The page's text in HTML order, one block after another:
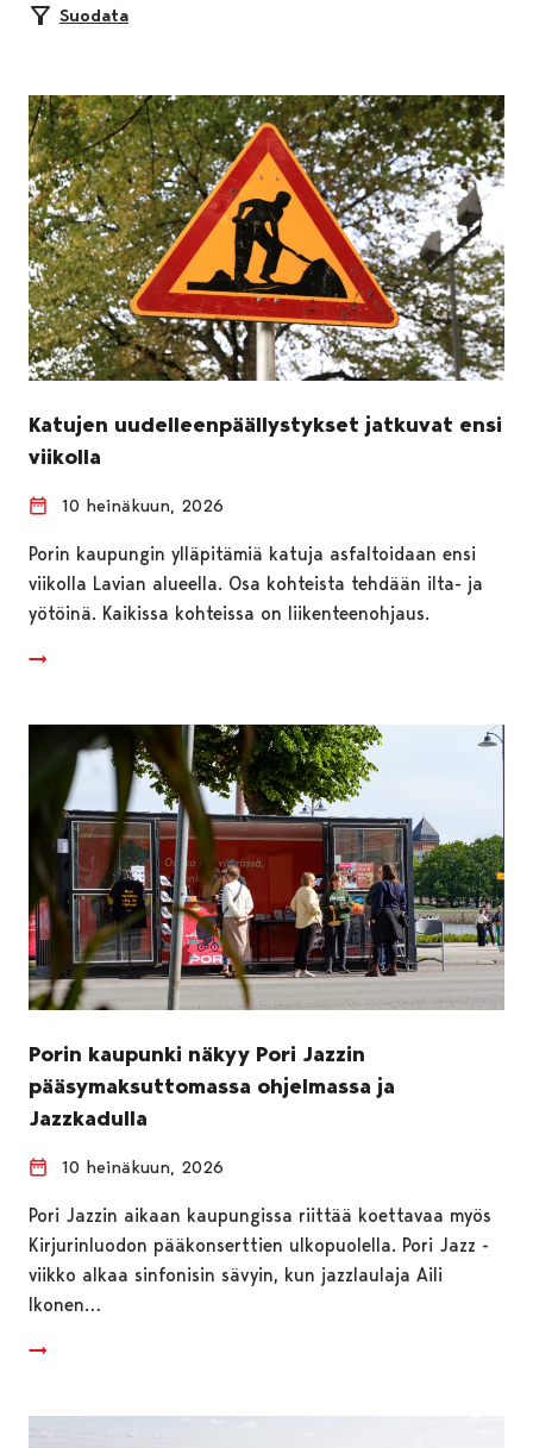
Suodata
Katujen uudelleenpäällystykset jatkuvat ensi
viikolla
10 heinäkuun, 2026
Porin kaupungin ylläpitämiä katuja asfaltoidaan ensi
viikolla Lavian alueella. Osa kohteista tehdään ilta- ja
yötöinä. Kaikissa kohteissa on liikenteenohjaus.
Porin kaupunki näkyy Pori Jazzin
pääsymaksuttomassa ohjelmassa ja
Jazzkadulla
10 heinäkuun, 2026
Pori Jazzin aikaan kaupungissa riittää koettavaa myös
Kirjurinluodon pääkonserttien ulkopuolella. Pori Jazz -
viikko alkaa sinfonisin sävyin, kun jazzlaulaja Aili
Ikonen…